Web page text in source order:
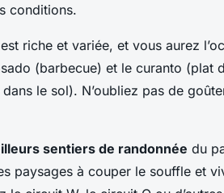
conditions.
riche et variée, et vous aurez
(barbecue) et le curanto
le sol). N’oubliez pas de
sentiers de randonnée du
paysages à couper le souffle et